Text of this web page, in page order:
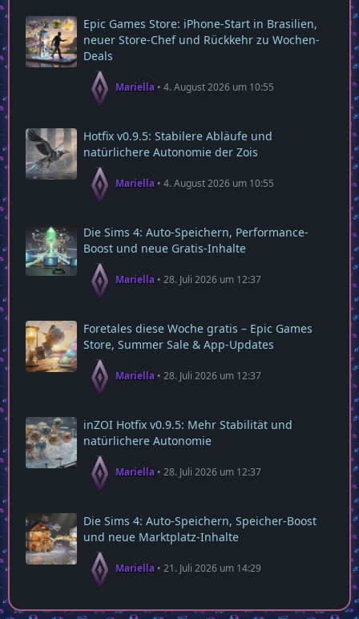
Epic Games Store: iPhone-Start in Brasilien,
neuer Store-Chef und Rückkehr zu Wochen-
Deals
Mariella 4. August 2026 um 10:55
Hotfix v0.9.5: Stabilere Abläufe und
natürlichere Autonomie der Zois
Mariella 4. August 2026 um 10:55
Die Sims 4: Auto-Speichern, Performance-
Boost und neue Gratis-Inhalte
Mariella 28. Juli 2026 um 12:37
Foretales diese Woche gratis – Epic Games
Store, Summer Sale & App‑Updates
Mariella 28. Juli 2026 um 12:37
inZOI Hotfix v0.9.5: Mehr Stabilität und
natürlichere Autonomie
Mariella 28. Juli 2026 um 12:37
Die Sims 4: Auto‑Speichern, Speicher‑Boost
und neue Marktplatz‑Inhalte
Mariella 21. Juli 2026 um 14:29